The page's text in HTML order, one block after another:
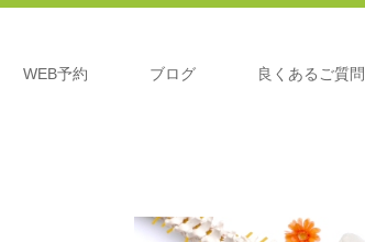
WEB予約 ブログ 良くあるご質問